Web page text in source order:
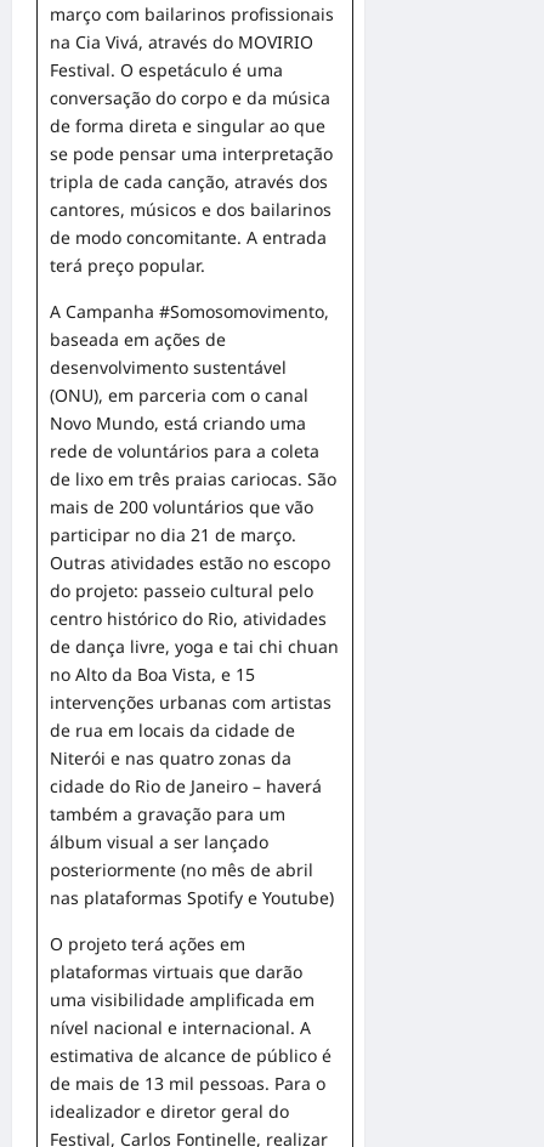
março com bailarinos profissionais
na Cia Vivá, através do MOVIRIO
Festival. O espetáculo é uma
conversação do corpo e da música
de forma direta e singular ao que
se pode pensar uma interpretação
tripla de cada canção, através dos
cantores, músicos e dos bailarinos
de modo concomitante. A entrada
terá preço popular.
A Campanha #Somosomovimento,
baseada em ações de
desenvolvimento sustentável
(ONU), em parceria com o canal
Novo Mundo, está criando uma
rede de voluntários para a coleta
de lixo em três praias cariocas. São
mais de 200 voluntários que vão
participar no dia 21 de março.
Outras atividades estão no escopo
do projeto: passeio cultural pelo
centro histórico do Rio, atividades
de dança livre, yoga e tai chi chuan
no Alto da Boa Vista, e 15
intervenções urbanas com artistas
de rua em locais da cidade de
Niterói e nas quatro zonas da
cidade do Rio de Janeiro – haverá
também a gravação para um
álbum visual a ser lançado
posteriormente (no mês de abril
nas plataformas Spotify e Youtube)
O projeto terá ações em
plataformas virtuais que darão
uma visibilidade amplificada em
nível nacional e internacional. A
estimativa de alcance de público é
de mais de 13 mil pessoas. Para o
idealizador e diretor geral do
Festival, Carlos Fontinelle, realizar